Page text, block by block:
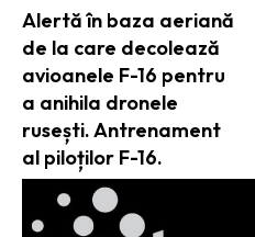
Alertă în baza aeriană
de la care decolează
avioanele F-16 pentru
a anihila dronele
rusești. Antrenament
al piloților F-16.